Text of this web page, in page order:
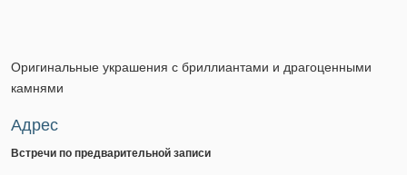
Оригинальные украшения с бриллиантами и драгоценными
камнями
Адрес
Встречи по предварительной записи